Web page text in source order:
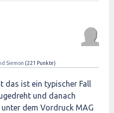
Siemon (221 Punkte)
das ist ein typischer Fall
und danach
dem Vordruck MAG